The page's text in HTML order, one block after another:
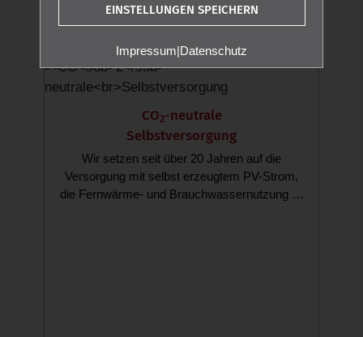
verwurzelt ist.
CO2-neutrale
Selbstversorgung
Wir setzen seit über 20 Jahren auf die
Versorgung mit selbst erzeugtem PV-Strom,
die Fernwärme- und Brauchwassernutzung …
EINSTELLUNGEN SPEICHERN
Impressum|Datenschutz